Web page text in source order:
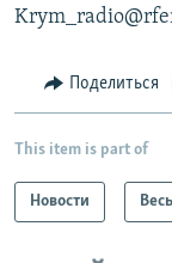
Поделиться
This item is part of
Новости